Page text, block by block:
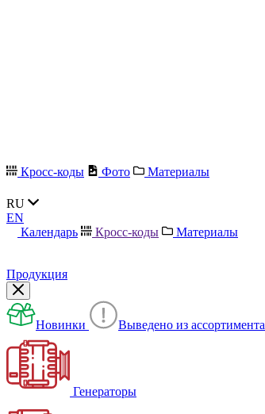
Кросс-коды Фото Материалы
RU
EN
Календарь
Кросс-коды Материалы
Продукция
Новинки Выведено из ассортимента
Генераторы